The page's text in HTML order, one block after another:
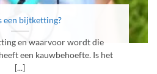
een bijtketting?
en waarvoor wordt die
een kauwbehoefte. Is het
[...]